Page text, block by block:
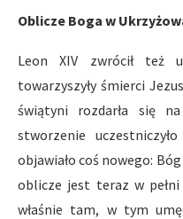
Oblicze Boga w
Leon XIV zwrócił też
towarzyszyły śmierci
świątyni rozdarła się
stworzenie
objawiało coś nowego:
oblicze jest teraz w pełni
właśnie tam, w tym